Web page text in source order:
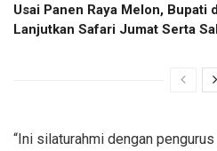
Usai Panen Raya Melon, Bupati
Lanjutkan Safari Jumat Serta
“Ini silaturahmi dengan